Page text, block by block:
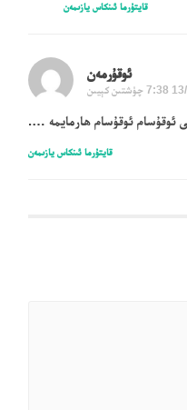
قايتۇرما ئىنكاس يازىمەن
ئوقۇرمەن
كېيىن
ئوقۇسام ئوقۇسام ھارمايمە ….
قايتۇرما ئىنكاس يازىمەن